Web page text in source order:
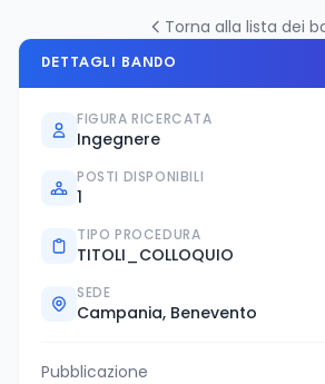
Torna alla lista dei
DETTAGLI BANDO
FIGURA RICERCATA
Ingegnere
POSTI DISPONIBILI
1
TIPO PROCEDURA
TITOLI_COLLOQUIO
SEDE
Campania, Benevento
Pubblicazione